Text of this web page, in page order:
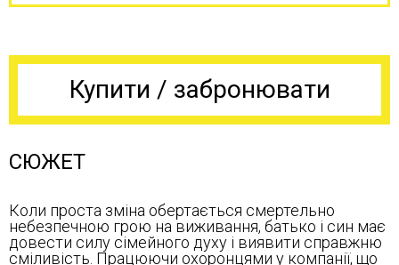
Купити / забронювати
СЮЖЕТ
Коли проста зміна обертається смертельно
небезпечною грою на виживання, батько і син має
довести силу сімейного духу і виявити справжню
сміливість. Працюючи охоронцями у компанії, що